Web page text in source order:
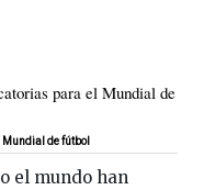
de fútbol
el mundo han